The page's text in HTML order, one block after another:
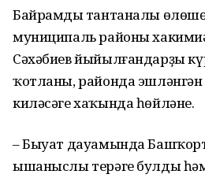
Байрамдың тантаналы
муниципаль районы
Сәхәбиев йыйылғандарҙы
ҡотланы, районда
киләсәге хаҡында һөйләне.
– Быуат дауамында
ышаныслы терәге булды